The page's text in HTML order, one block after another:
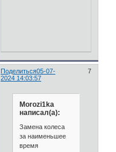
Поделиться 7
05-07-
2024 14:03:57
Morozi1ka
написал(а):
Замена колеса
за наименьшее
время